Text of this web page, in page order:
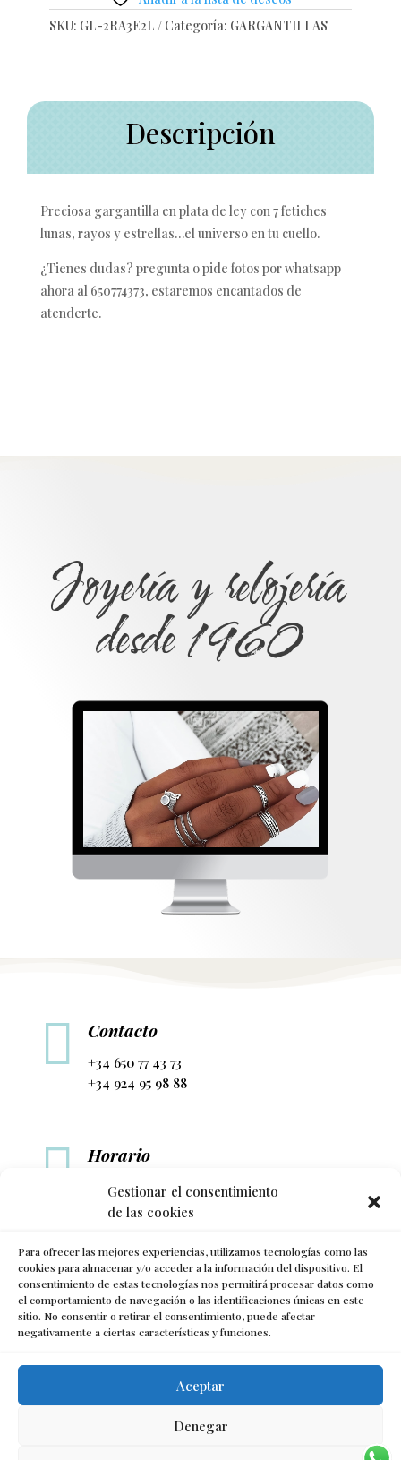
Gestionar el consentimiento
de las cookies
Para ofrecer las mejores experiencias, utilizamos tecnologías como las
cookies para almacenar y/o acceder a la información del dispositivo. El
consentimiento de estas tecnologías nos permitirá procesar datos como
el comportamiento de navegación o las identificaciones únicas en este
sitio. No consentir o retirar el consentimiento, puede afectar
negativamente a ciertas características y funciones.
Aceptar
Denegar
SKU: GL-2RA3E2L Categoría: GARGANTILLAS
Descripción
Preciosa gargantilla en plata de ley con 7 fetiches
lunas, rayos y estrellas…el universo en tu cuello.
¿Tienes dudas? pregunta o pide fotos por whatsapp
ahora al 650774373, estaremos encantados de
atenderte.
Joyería y relojería
desde 1960
 Contacto
+34 650 77 43 73
+34 924 95 98 88
 Horario
L-V: 10h a 14h y de 17h a 21h
 Síguenos